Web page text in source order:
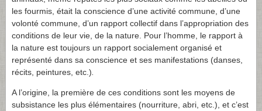
les fourmis, était la conscience d’une activité commune, d’une
volonté commune, d’un rapport collectif dans l’appropriation des
conditions de leur vie, de la nature. Pour l’homme, le rapport à
la nature est toujours un rapport socialement organisé et
représenté dans sa conscience et ses manifestations (danses,
récits, peintures, etc.)
A l’origine, la première de ces conditions sont les moyens de
subsistance les plus élémentaires (nourriture, abri, etc.), et c’est